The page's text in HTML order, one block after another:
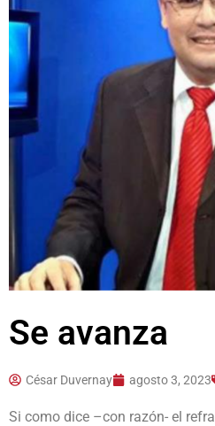
Se avanza
César Duvernay agosto 3, 2023
Si como dice –con razón- el